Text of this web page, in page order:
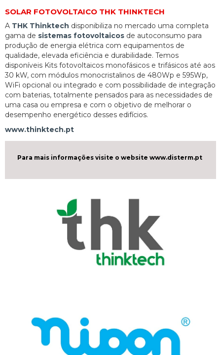
SOLAR FOTOVOLTAICO THK THINKTECH
A THK Thinktech disponibiliza no mercado uma completa
gama de sistemas fotovoltaicos de autoconsumo para
produção de energia elétrica com equipamentos de
qualidade, elevada eficiência e durabilidade. Temos
disponíveis Kits fotovoltaicos monofásicos e trifásicos até aos
30 kW, com módulos monocristalinos de 480Wp e 595Wp,
WiFi opcional ou integrado e com possibilidade de integração
com baterias, totalmente pensados para as necessidades de
uma casa ou empresa e com o objetivo de melhorar o
desempenho energético desses edifícios.
www.thinktech.pt
Para mais informações visite o website www.disterm.pt